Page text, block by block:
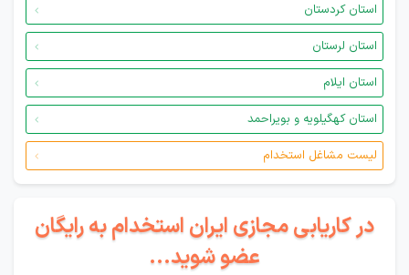
استان کردستان
استان لرستان
استان ایلام
استان کهگیلویه و بویراحمد
لیست مشاغل استخدام
در کاریابی مجازی ایران استخدام به رایگان
عضو شوید...